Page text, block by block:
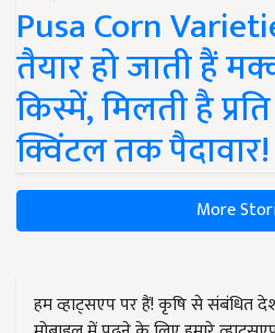
Pusa Corn
तैयार हो जाती हैं
किस्में, मिलती है
क्विंटल तक पैदावार!
More
हम व्हाट्सएप पर हैं! कृषि से संबंधित